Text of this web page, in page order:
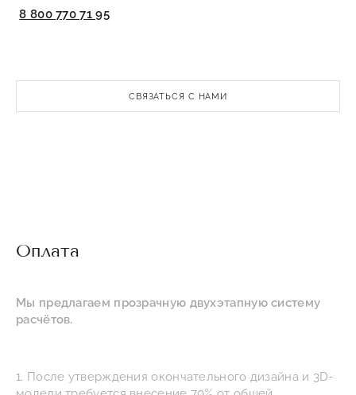
8 800 770 71 95
СВЯЗАТЬСЯ С НАМИ
Оплата
Мы предлагаем прозрачную двухэтапную систему
расчётов.
1. После утверждения окончательного дизайна и 3D-